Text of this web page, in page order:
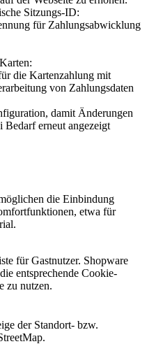
Sitzungs-ID:
für Zahlungsabwicklung
die Kartenzahlung mit
von Zahlungsdaten
damit Änderungen
erneut angezeigt
die Einbindung
etwa für
für Gastnutzer. Shopware
entsprechende Cookie-
zu nutzen.
der Standort- bzw.